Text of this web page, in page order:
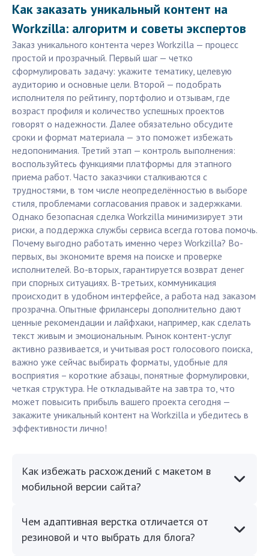
Как заказать уникальный контент на
Workzilla: алгоритм и советы экспертов
Заказ уникального контента через Workzilla — процесс
простой и прозрачный. Первый шаг — четко
сформулировать задачу: укажите тематику, целевую
аудиторию и основные цели. Второй — подобрать
исполнителя по рейтингу, портфолио и отзывам, где
возраст профиля и количество успешных проектов
говорят о надежности. Далее обязательно обсудите
сроки и формат материала — это поможет избежать
недопонимания. Третий этап — контроль выполнения:
воспользуйтесь функциями платформы для этапного
приема работ. Часто заказчики сталкиваются с
трудностями, в том числе неопределённостью в выборе
стиля, проблемами согласования правок и задержками.
Однако безопасная сделка Workzilla минимизирует эти
риски, а поддержка службы сервиса всегда готова помочь.
Почему выгодно работать именно через Workzilla? Во-
первых, вы экономите время на поиске и проверке
исполнителей. Во-вторых, гарантируется возврат денег
при спорных ситуациях. В-третьих, коммуникация
происходит в удобном интерфейсе, а работа над заказом
прозрачна. Опытные фрилансеры дополнительно дают
ценные рекомендации и лайфхаки, например, как сделать
текст живым и эмоциональным. Рынок контент-услуг
активно развивается, и учитывая рост голосового поиска,
важно уже сейчас выбирать форматы, удобные для
восприятия – короткие абзацы, понятные формулировки,
четкая структура. Не откладывайте на завтра то, что
может повысить прибыль вашего проекта сегодня —
закажите уникальный контент на Workzilla и убедитесь в
эффективности лично!
Как избежать расхождений с макетом в
мобильной версии сайта?
Чем адаптивная верстка отличается от
резиновой и что выбрать для блога?